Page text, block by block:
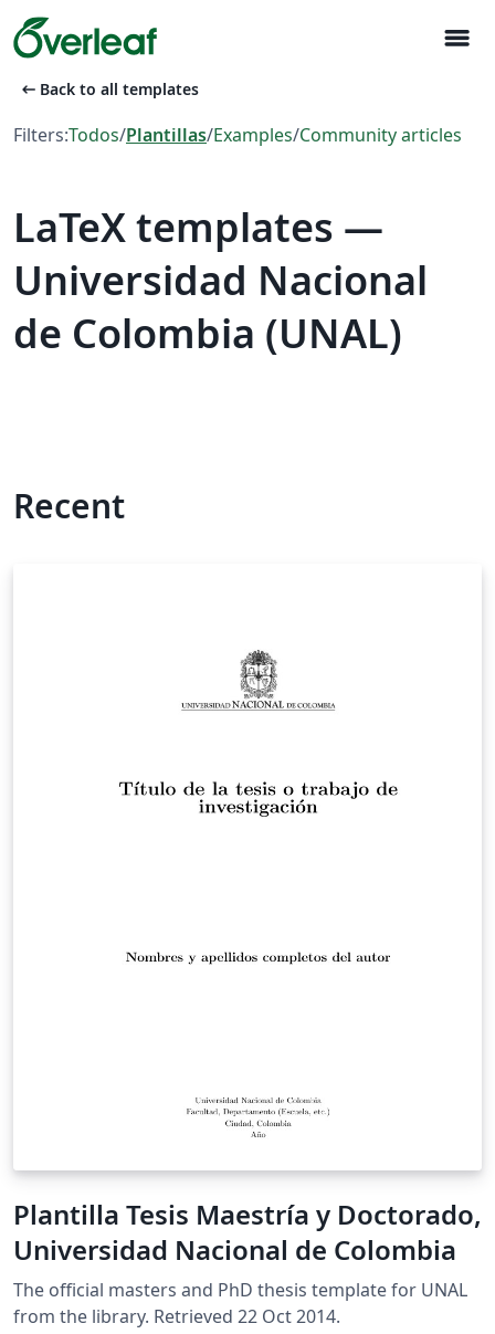
menu
arrow_left_alt Back to all templates
Filters:Todos/Plantillas/Examples/Community articles
LaTeX templates —
Universidad Nacional
de Colombia (UNAL)
Recent
Plantilla Tesis Maestría y Doctorado,
Universidad Nacional de Colombia
The official masters and PhD thesis template for UNAL
from the library. Retrieved 22 Oct 2014.